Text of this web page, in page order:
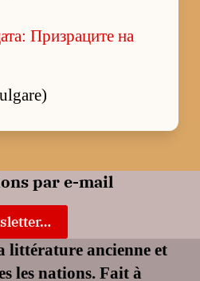
Призраците на
par e-mail
littérature ancienne et
les nations. Fait à